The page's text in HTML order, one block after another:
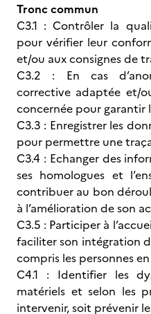
Tronc commun
C3.1 : Contrôler la
pour vérifier leur
et/ou aux consignes de
C3.2 : En cas
corrective adaptée et/
concernée pour
C3.3 : Enregistrer les
pour permettre une
C3.4 : Echanger des
ses homologues et
contribuer au bon
à l’amélioration de son
C3.5 : Participer à
faciliter son intégration
compris les personnes
C4.1 : Identifier les
matériels et selon les
intervenir, soit prévenir